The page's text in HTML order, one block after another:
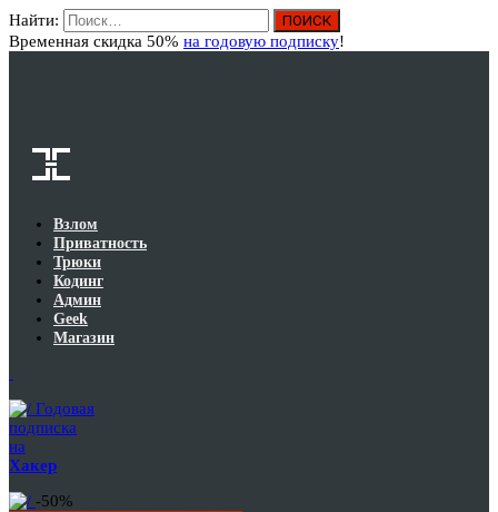
Найти:
Временная скидка 50% на годовую подписку!
Взлом
Приватность
Трюки
Кодинг
Админ
Geek
Магазин
Годовая
подписка
на
Хакер
-50%